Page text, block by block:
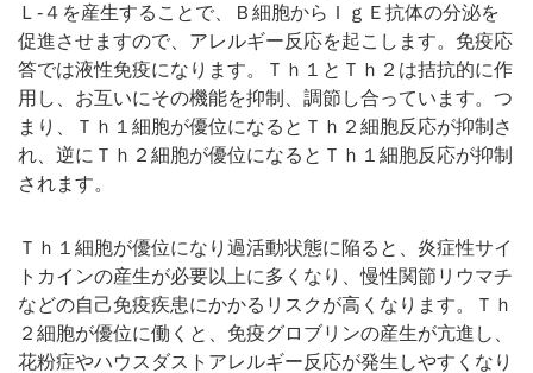
Ｌ-４を産生することで、Ｂ細胞からＩｇＥ抗体の分泌を
促進させますので、アレルギー反応を起こします。免疫応
答では液性免疫になります。Ｔｈ１とＴｈ２は拮抗的に作
用し、お互いにその機能を抑制、調節し合っています。つ
まり、Ｔｈ１細胞が優位になるとＴｈ２細胞反応が抑制さ
れ、逆にＴｈ２細胞が優位になるとＴｈ１細胞反応が抑制
されます。
Ｔｈ１細胞が優位になり過活動状態に陥ると、炎症性サイ
トカインの産生が必要以上に多くなり、慢性関節リウマチ
などの自己免疫疾患にかかるリスクが高くなります。Ｔｈ
２細胞が優位に働くと、免疫グロブリンの産生が亢進し、
花粉症やハウスダストアレルギー反応が発生しやすくなり